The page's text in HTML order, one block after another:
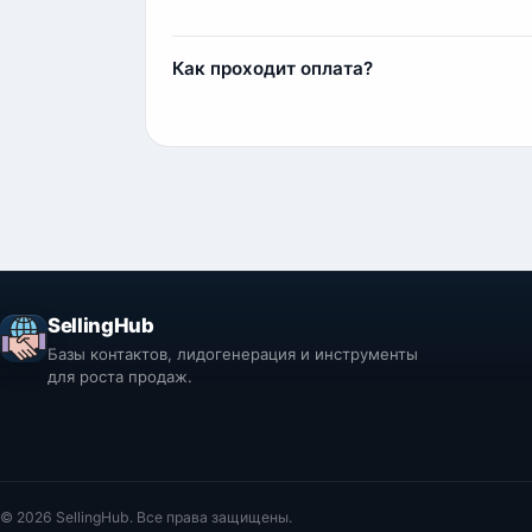
реальное качество данных и пример
Как проходит оплата?
SellingHub
Базы контактов, лидогенерация и инструменты
для роста продаж.
© 2026 SellingHub. Все права защищены.